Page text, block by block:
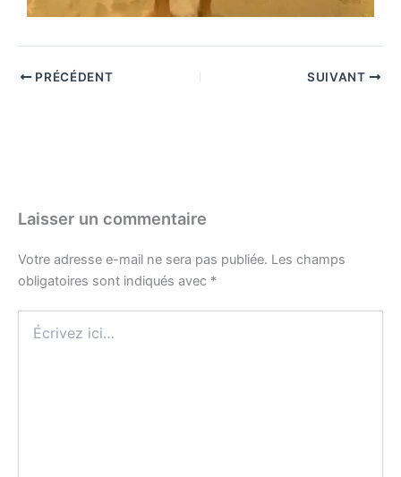
PRÉCÉDENT SUIVANT
Laisser un commentaire
Votre adresse e-mail ne sera pas publiée. Les champs
obligatoires sont indiqués avec *
ici…